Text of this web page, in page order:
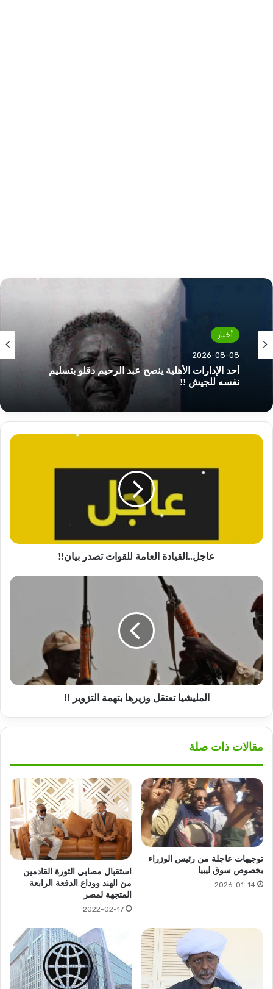
أخبار
2026-08-08
أحد الإدارات الأهلية ينصح عبد الرحيم دقلو بتسليم
نفسه للجيش !!
عاجل..القيادة
عاجل..القيادة العامة للقوات تصدر بيان!!
المليشيا
تعتقل
وزيرها
بتهمة
التزوير
المليشيا تعتقل وزيرها بتهمة التزوير !!
مقالات ذات صلة
توجيهات عاجلة من رئيس الوزراء
بخصوص سوق ليبيا
2026-01-14
استقبال مصابي الثورة القادمين
من الهند ووداع الدفعة الرابعة
المتجهة لمصر
2022-02-17